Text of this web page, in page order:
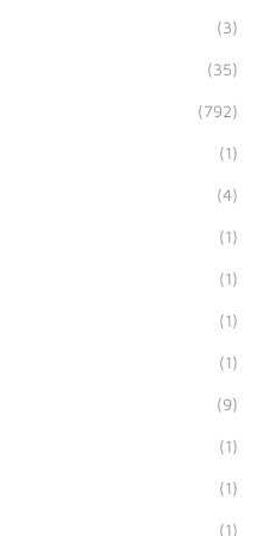
(3)
(35)
(792)
(1)
(4)
(1)
(1)
(1)
(1)
(9)
(1)
(1)
(1)